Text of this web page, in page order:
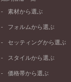
素材から選ぶ
プラチナ
ピンクゴールド
ペールブラウンゴール
フォルムから選ぶ
ストレートライン
V字ライン
セッティングから選ぶ
ソリテール
ダブルサイドメレ
スタイルから選ぶ
シンプル
価格帯から選ぶ